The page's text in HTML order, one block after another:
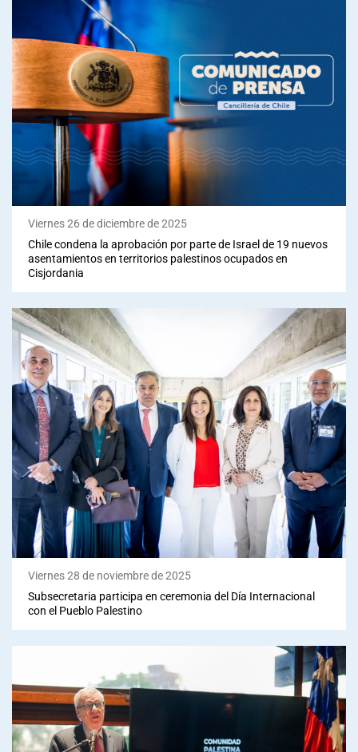
Viernes 26 de diciembre de 2025
Chile condena la aprobación por parte de Israel de 19 nuevos
asentamientos en territorios palestinos ocupados en
Cisjordania
Viernes 28 de noviembre de 2025
Subsecretaria participa en ceremonia del Día Internacional
con el Pueblo Palestino